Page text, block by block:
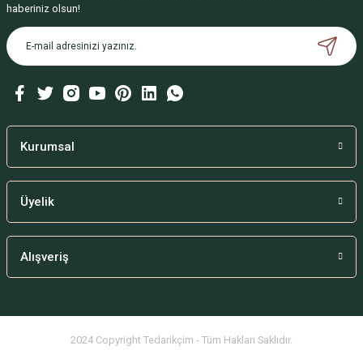
Bu ürüne benzer farklı alternatifler olmalı.
çok memnun kaldık.
B... Ç... | 02/09/2024
Deneyimini Paylaş
haberiniz olsun!
Kurumsal
Üyelik
Alışveriş
2024 Copyright Tedarikçim - Tüm Hakları Saklıdır.